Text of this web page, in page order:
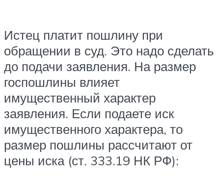
Истец платит пошлину при
обращении в суд. Это надо сделать
до подачи заявления. На размер
госпошлины влияет
имущественный характер
заявления. Если подаете иск
имущественного характера, то
размер пошлины рассчитают от
цены иска (ст. 333.19 НК РФ):